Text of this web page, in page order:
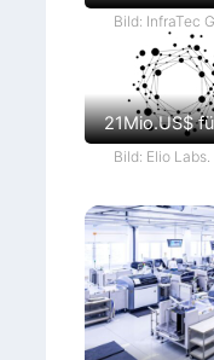
Bild: InfraTec
21Mio.US$
Bild: Elio Labs.